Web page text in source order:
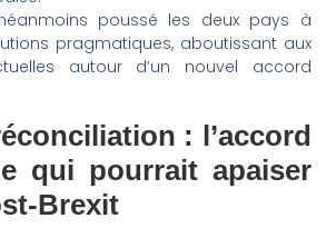
poussé les deux pays à
pragmatiques, aboutissant aux
autour d’un nouvel accord
: l’accord
qui pourrait apaiser
Brexit